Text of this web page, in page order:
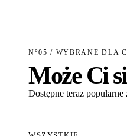
N°05 / WYBRANE DLA
Może Ci
Dostępne teraz